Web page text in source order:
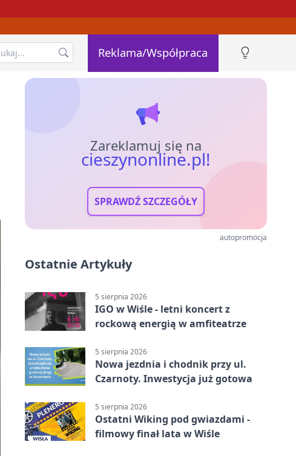
Reklama/Współpraca
Zareklamuj się na
cieszynonline.pl!
SPRAWDŹ SZCZEGÓŁY
autopromocja
Ostatnie Artykuły
5 sierpnia 2026
IGO w Wiśle - letni koncert z
rockową energią w amfiteatrze
5 sierpnia 2026
Nowa jezdnia i chodnik przy ul.
Czarnoty. Inwestycja już gotowa
5 sierpnia 2026
Ostatni Wiking pod gwiazdami -
filmowy finał lata w Wiśle